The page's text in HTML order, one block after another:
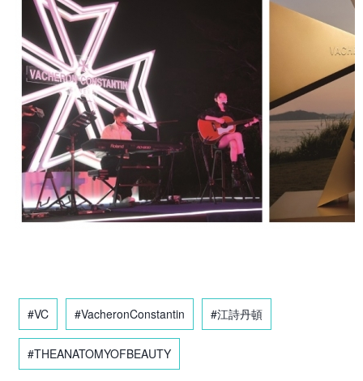
#VC #VacheronConstantin #江詩丹頓
#THEANATOMYOFBEAUTY